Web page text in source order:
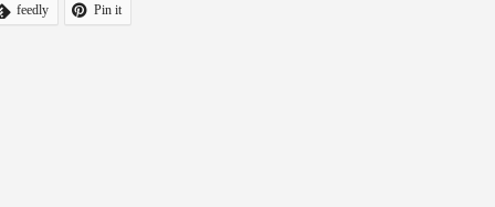
feedly Pin it